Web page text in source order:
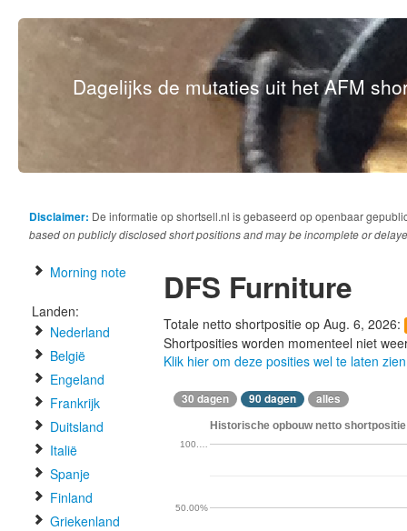
Dagelijks de mutaties uit het AFM
Disclaimer: De informatie op shortsell.nl is gebaseerd op openbaar
based on publicly disclosed short positions and may be incomplete or
Morning note
Landen:
Nederland
België
Engeland
Frankrijk
Duitsland
Italië
Spanje
Finland
Griekenland
DFS Furniture
Totale netto shortpositie op Aug. 6, 2026:
Shortposities worden momenteel niet
Klik hier om deze posities wel te laten zien
30 dagen 90 dagen alles
Historische opbouw netto
50.00%
100.…